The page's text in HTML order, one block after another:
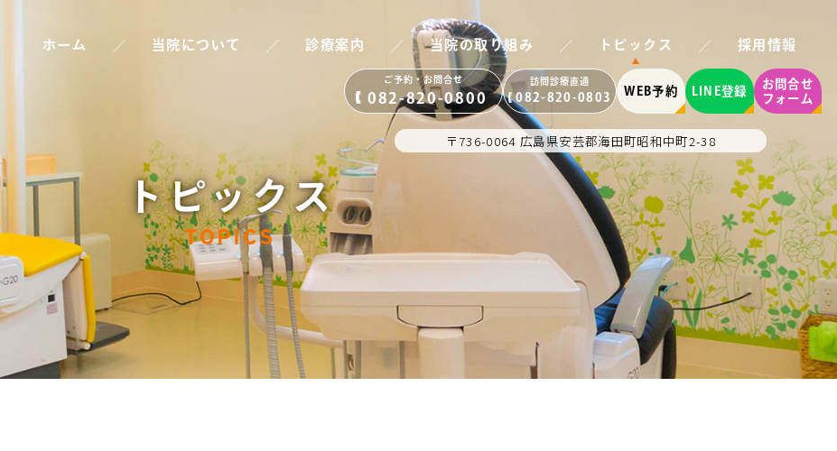
ホーム ／ 当院について ／ 診療案内 ／ 当院の取り組み ／ トピックス ／ 採用情報
ご予約・お問合せ
082-820-0800
訪問診療直通
082-820-0803
WEB予約 LINE登録
お問合せ
フォーム
〒736-0064 広島県安芸郡海田町昭和中町2-38
トピックス
TOPICS